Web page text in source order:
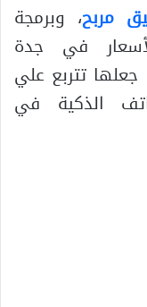
مربح، وبرمجة
في جدة
جعلها تتربع علي
الذكية في